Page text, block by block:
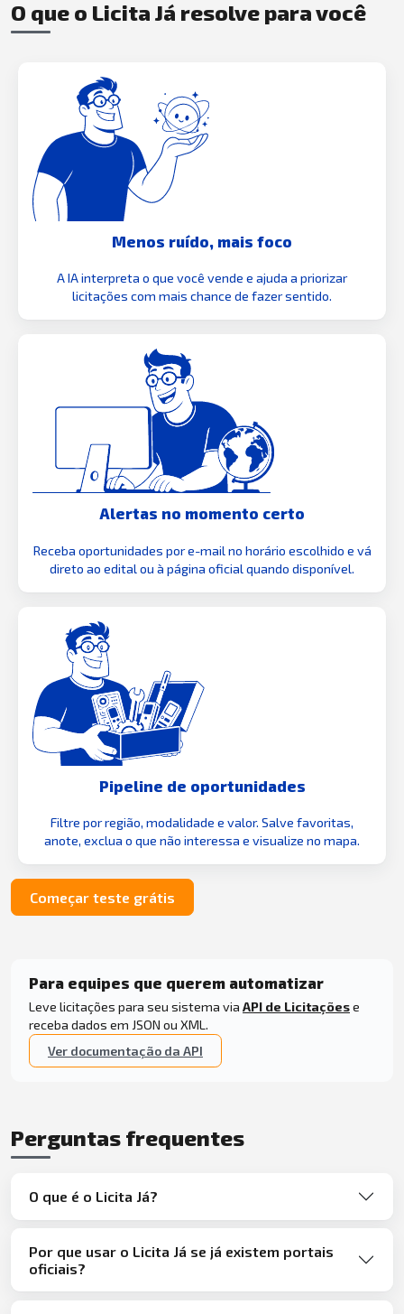
O que o Licita Já resolve para você
Menos ruído, mais foco
A IA interpreta o que você vende e ajuda a priorizar
licitações com mais chance de fazer sentido.
Alertas no momento certo
Receba oportunidades por e-mail no horário escolhido e vá
direto ao edital ou à página oficial quando disponível.
Pipeline de oportunidades
Filtre por região, modalidade e valor. Salve favoritas,
anote, exclua o que não interessa e visualize no mapa.
Começar teste grátis
Para equipes que querem automatizar
Leve licitações para seu sistema via API de Licitaçõese
receba dados em JSON ou XML.
Ver documentação da API
Perguntas frequentes
O que é o Licita Já?
Por que usar o Licita Já se já existem portais
oficiais?